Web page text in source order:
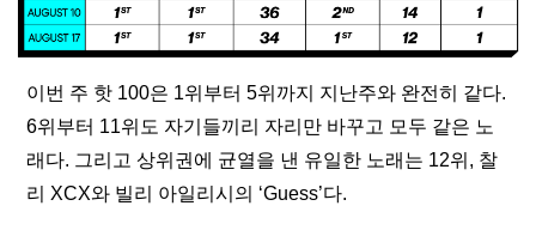
이번 주 핫 100은 1위부터 5위까지 지난주와 완전히 같다.
6위부터 11위도 자기들끼리 자리만 바꾸고 모두 같은 노
래다. 그리고 상위권에 균열을 낸 유일한 노래는 12위, 찰
리 XCX와 빌리 아일리시의 ‘Guess’다.